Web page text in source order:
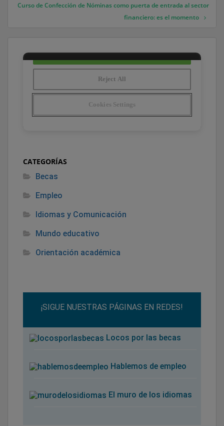
Curso de Confección de Nóminas como puerta de entrada al sector
financiero: es el momento
CATEGORÍAS
Becas
Empleo
Idiomas y Comunicación
Mundo educativo
Orientación académica
¡SIGUE NUESTRAS PÁGINAS EN REDES!
Locos por las becas
Hablemos de empleo
El muro de los idiomas